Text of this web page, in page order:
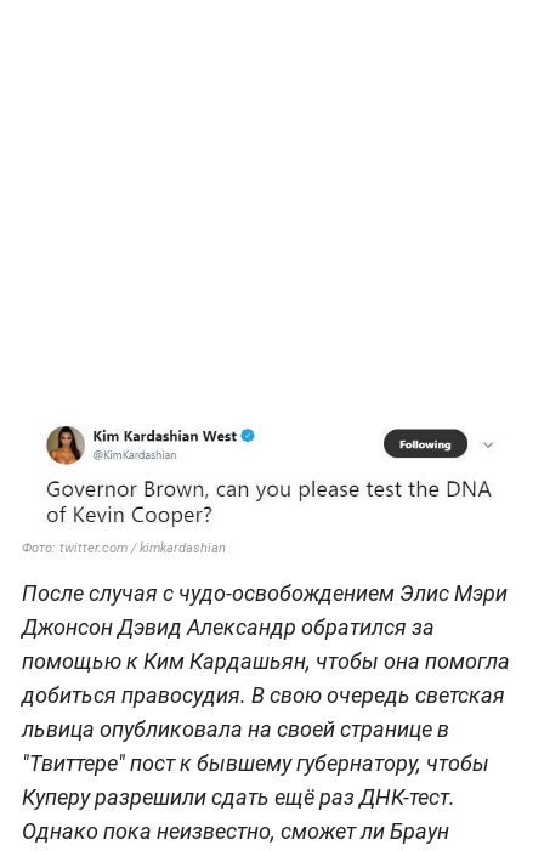
Фото: twitter.com / kimkardashian
После случая с чудо-освобождением Элис Мэри
Джонсон Дэвид Александр обратился за
помощью к Ким Кардашьян, чтобы она помогла
добиться правосудия. В свою очередь светская
львица опубликовала на своей странице в
"Твиттере" пост к бывшему губернатору, чтобы
Куперу разрешили сдать ещё раз ДНК-тест.
Однако пока неизвестно, сможет ли Браун